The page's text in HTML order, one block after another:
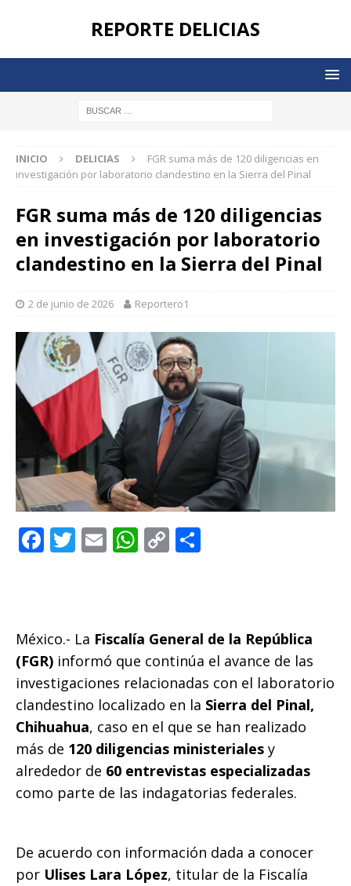
REPORTE DELICIAS
INICIO DELICIAS
FGR suma más de 120 diligencias en
investigación por laboratorio clandestino en la Sierra del Pinal
FGR suma más de 120 diligencias
en investigación por laboratorio
clandestino en la Sierra del Pinal
2 de junio de 2026 Reportero1
F
b
o
o
k
T
r
E W
A
p
p
C
Li
n
k
ar
ti
r
México.- La Fiscalía General de la República
(FGR) informó que continúa el avance de las
investigaciones relacionadas con el laboratorio
clandestino localizado en la Sierra del Pinal,
Chihuahua, caso en el que se han realizado
más de 120 diligencias ministeriales y
alrededor de 60 entrevistas especializadas
como parte de las indagatorias federales.
De acuerdo con información dada a conocer
por Ulises Lara López, titular de la Fiscalía